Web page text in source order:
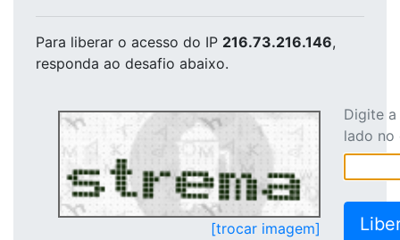
Para liberar o acesso do IP 216.73.216.146,
responda ao desafio abaixo.
[trocar imagem]
Digite
lado no